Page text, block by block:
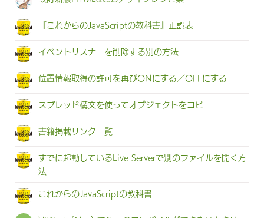
『これからのJavaScriptの教科書』正誤表
イベントリスナーを削除する別の方法
位置情報取得の許可を再びONにする／OFFにする
スプレッド構文を使ってオブジェクトをコピー
書籍掲載リンク一覧
すでに起動しているLive Serverで別のファイルを開く方
法
これからのJavaScriptの教科書